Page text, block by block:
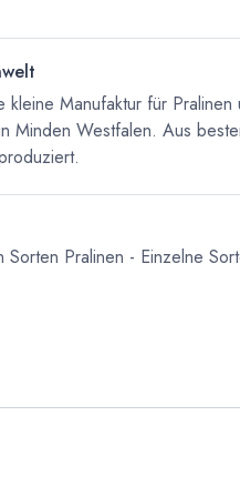
kleine Manufaktur für Pralinen
Minden Westfalen. Aus
Sorten Pralinen - Einzelne